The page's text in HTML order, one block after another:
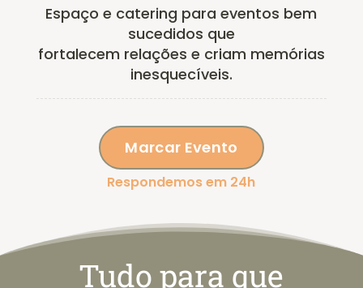
Espaço e catering para eventos bem
sucedidos que
fortalecem relações e criam memórias
inesquecíveis.
Marcar Evento
Respondemos em 24h
Tudo para que